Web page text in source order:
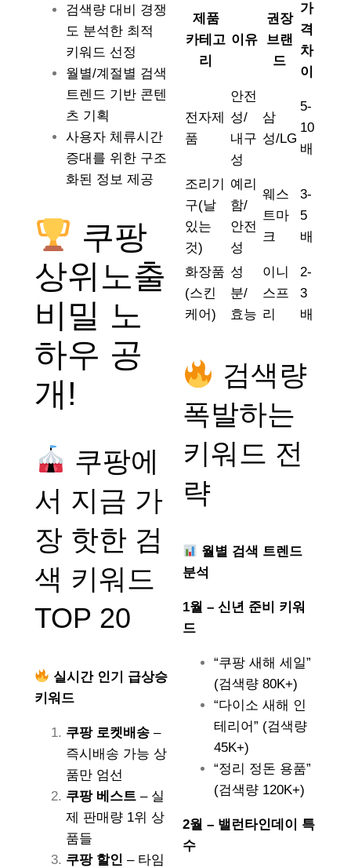
검색량 대비 경쟁
도 분석한 최적
키워드 선정
월별/계절별 검색
트렌드 기반 콘텐
츠 기획
사용자 체류시간
증대를 위한 구조
화된 정보 제공
쿠팡
상위노출
비밀 노
하우 공
개!
쿠팡에
서 지금 가
장 핫한 검
색 키워드
TOP 20
실시간 인기 급상승
키워드
쿠팡 로켓배송 –
즉시배송 가능 상
품만 엄선
쿠팡 베스트 – 실
제 판매량 1위 상
품들
쿠팡 할인 – 타임
제품
카테고
리
이유
권장
브랜
드
가
격
차
이
전자제
품
안전
성/
내구
성
삼
성/LG
5-
10
배
조리기
구(날
있는
것)
예리
함/
안전
성
웨스
트마
크
3-
5
배
화장품
(스킨
케어)
성
분/
효능
이니
스프
리
2-
3
배
검색량
폭발하는
키워드 전
략
월별 검색 트렌드
분석
1월 – 신년 준비 키워
드
“쿠팡 새해 세일”
(검색량 80K+)
“다이소 새해 인
테리어” (검색량
45K+)
“정리 정돈 용품”
(검색량 120K+)
2월 – 밸런타인데이 특
수